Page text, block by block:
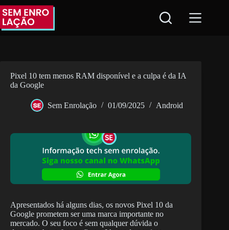
Pular
para
conteúdo
Pixel 10 tem menos RAM disponível e a culpa é da IA
da Google
Sem Enrolação 01/09/2025 Android
Apresentados há alguns dias, os novos Pixel 10 da
Google prometem ser uma marca importante no
mercado. O seu foco é sem qualquer dúvida o